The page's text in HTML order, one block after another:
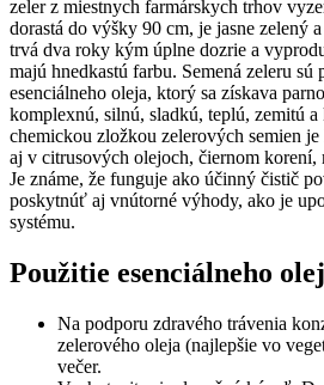
zeler z miestnych farmárskych trhov
dorastá do výšky 90 cm, je jasne zelený
trvá dva roky kým úplne dozrie a
majú hnedkastú farbu. Semená zeleru
esenciálneho oleja, ktorý sa získava
komplexnú, silnú, sladkú, teplú, zemitú
chemickou zložkou zelerových semien
aj v citrusových olejoch, čiernom
Je známe, že funguje ako účinný čistič
poskytnúť aj vnútorné výhody, ako je
systému.
Použitie esenciálneho
Na podporu zdravého trávenia
zelerového oleja (najlepšie vo
večer.